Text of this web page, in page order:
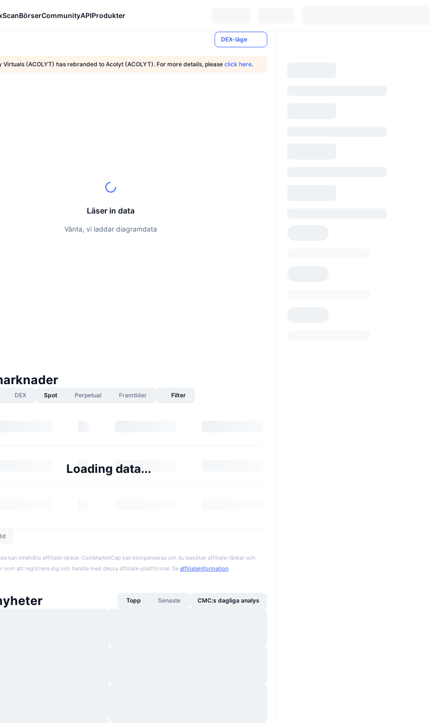
BörserCommunityAPIProdukter
DEX-läge
Virtuals (ACOLYT) has rebranded to Acolyt (ACOLYT). For more details, please click here.
Läser in data
Vänta, vi laddar diagramdata
DEX Spot Perpetual Framtider Filter
Loading data...
kan innehålla affiliate-länkar. CoinMarketCap kan kompenseras om du besöker affiliate-länkar och
som att registrera dig och handla med dessa affiliate-plattformar. Se affiliateinformation.
Topp Senaste CMC:s dagliga analys